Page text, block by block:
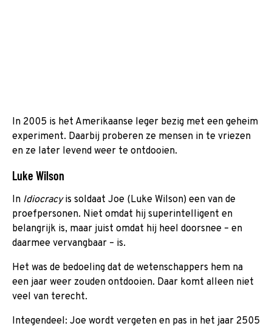
In 2005 is het Amerikaanse leger bezig met een geheim
experiment. Daarbij proberen ze mensen in te vriezen
en ze later levend weer te ontdooien.
Luke Wilson
In Idiocracyis soldaat Joe (Luke Wilson) een van de
proefpersonen. Niet omdat hij superintelligent en
belangrijk is, maar juist omdat hij heel doorsnee – en
daarmee vervangbaar – is.
Het was de bedoeling dat de wetenschappers hem na
een jaar weer zouden ontdooien. Daar komt alleen niet
veel van terecht.
Integendeel: Joe wordt vergeten en pas in het jaar 2505